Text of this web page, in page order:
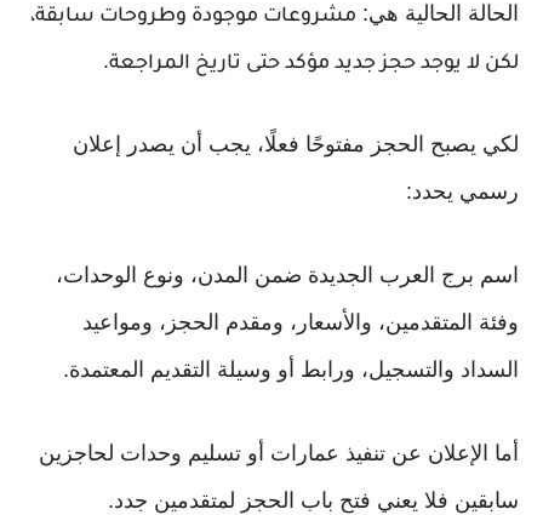
الحالة الحالية هي: مشروعات موجودة وطروحات سابقة،
لكن لا يوجد حجز جديد مؤكد حتى تاريخ المراجعة.
لكي يصبح الحجز مفتوحًا فعلًا، يجب أن يصدر إعلان
رسمي يحدد:
اسم برج العرب الجديدة ضمن المدن، ونوع الوحدات،
وفئة المتقدمين، والأسعار، ومقدم الحجز، ومواعيد
السداد والتسجيل، ورابط أو وسيلة التقديم المعتمدة.
أما الإعلان عن تنفيذ عمارات أو تسليم وحدات لحاجزين
سابقين فلا يعني فتح باب الحجز لمتقدمين جدد.